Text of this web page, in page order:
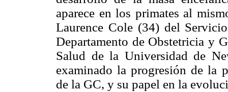
aparece en los primates al
Laurence Cole (34) del
Departamento de Obstetricia y
Salud de la Universidad de
examinado la progresión de la
de la GC, y su papel en la